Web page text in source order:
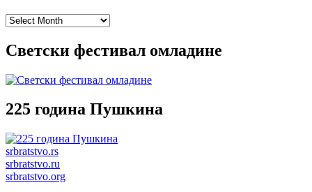
Archives
Светски фестивал омладине
225 година Пушкина
srbratstvo.rs
srbratstvo.ru
srbratstvo.org